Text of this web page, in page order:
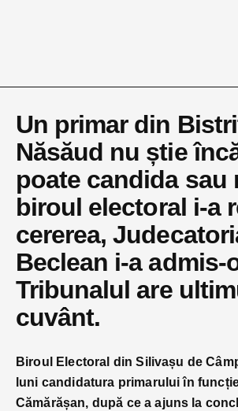
Un primar din
Năsăud nu știe
poate candida sau
biroul electoral i-a
cererea,
Beclean i-a admis-
Tribunalul are
cuvânt.
Biroul Electoral din Silivașu de
luni candidatura primarului în
Cămărășan, după ce a ajuns la